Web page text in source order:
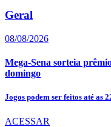
Geral
08/08/2026
Mega-Sena sorteia
domingo
Jogos podem ser feitos até as
ACESSAR